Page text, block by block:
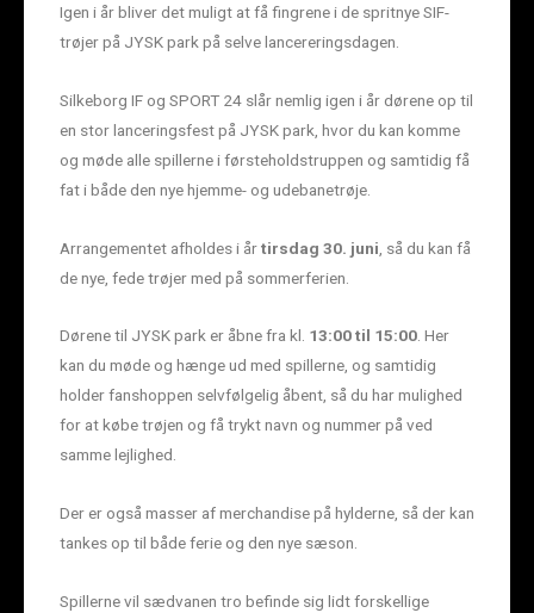
Igen i år bliver det muligt at få fingrene i de spritnye SIF-
trøjer på JYSK park på selve lancereringsdagen.
Silkeborg IF og SPORT 24 slår nemlig igen i år dørene op til
en stor lanceringsfest på JYSK park, hvor du kan komme
og møde alle spillerne i førsteholdstruppen og samtidig få
fat i både den nye hjemme- og udebanetrøje.
Arrangementet afholdes i årtirsdag 30. juni , så du kan få
de nye, fede trøjer med på sommerferien.
Dørene til JYSK park er åbne fra kl. 13:00 til 15:00. Her
kan du møde og hænge ud med spillerne, og samtidig
holder fanshoppen selvfølgelig åbent, så du har mulighed
for at købe trøjen og få trykt navn og nummer på ved
samme lejlighed.
Der er også masser af merchandise på hylderne, så der kan
tankes op til både ferie og den nye sæson.
Spillerne vil sædvanen tro befinde sig lidt forskellige